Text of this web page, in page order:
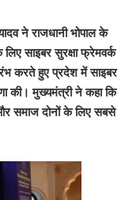
ने राजधानी भोपाल के
साइबर सुरक्षा फ्रेमवर्क
करते हुए प्रदेश में साइबर
की। मुख्यमंत्री ने कहा कि
समाज दोनों के लिए सबसे